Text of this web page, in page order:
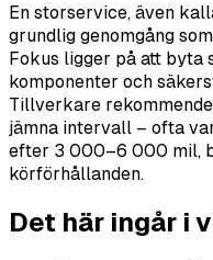
En storservice, även
grundlig genomgång
Fokus ligger på att byta
komponenter och
Tillverkare
jämna intervall – ofta
efter 3 000–6 000 mil,
körförhållanden.
Det här ingår i